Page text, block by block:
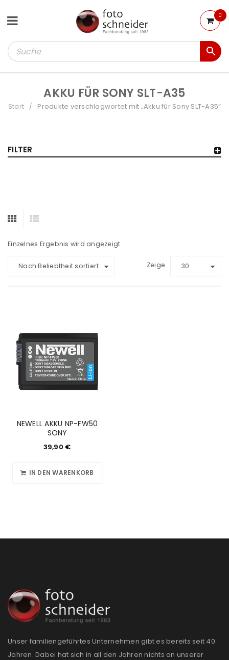
0
AKKU FÜR SONY SLT-A35
Start / Produkte verschlagwortet mit „Akku für Sony SLT-A35“
FILTER
Einzelnes Ergebnis wird angezeigt
Nach Beliebtheit sortiert Zeige 30
NEWELL AKKU NP-FW50
SONY
39,90 €
IN DEN WARENKORB
Unser familiengeführtes Unternehmen gibt es bereits seit 40
Jahren. Dabei hat sich in all den Jahren nichts an unserer